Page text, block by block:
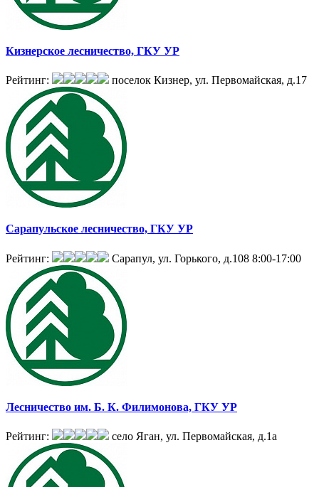
Кизнерское лесничество, ГКУ УР
Рейтинг: поселок Кизнер, ул. Первомайская, д.17
Сарапульское лесничество, ГКУ УР
Рейтинг: Сарапул, ул. Горького, д.108 8:00-17:00
Лесничество им. Б. К. Филимонова, ГКУ УР
Рейтинг: село Яган, ул. Первомайская, д.1а